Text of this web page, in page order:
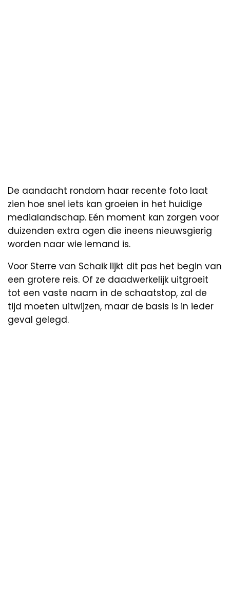
De aandacht rondom haar recente foto laat
zien hoe snel iets kan groeien in het huidige
medialandschap. Eén moment kan zorgen voor
duizenden extra ogen die ineens nieuwsgierig
worden naar wie iemand is.
Voor Sterre van Schaik lijkt dit pas het begin van
een grotere reis. Of ze daadwerkelijk uitgroeit
tot een vaste naam in de schaatstop, zal de
tijd moeten uitwijzen, maar de basis is in ieder
geval gelegd.